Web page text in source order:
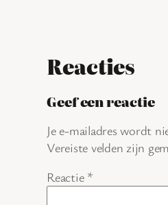
Reacties
Geef een reactie
Je e-mailadres wordt
Vereiste velden zijn
Reactie *